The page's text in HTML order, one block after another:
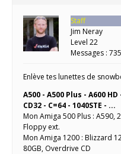
Staff
Jim Neray
Level 22
Messages :
Enlève tes lunettes de
A500 - A500 Plus - A600
CD32 - C=64 - 1040STE - ...
Mon Amiga 500 Plus : A590,
Floppy ext.
Mon Amiga 1200 : Blizzard
80GB, Overdrive CD